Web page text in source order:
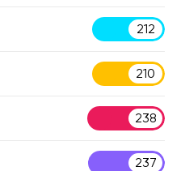
212
210
238
237